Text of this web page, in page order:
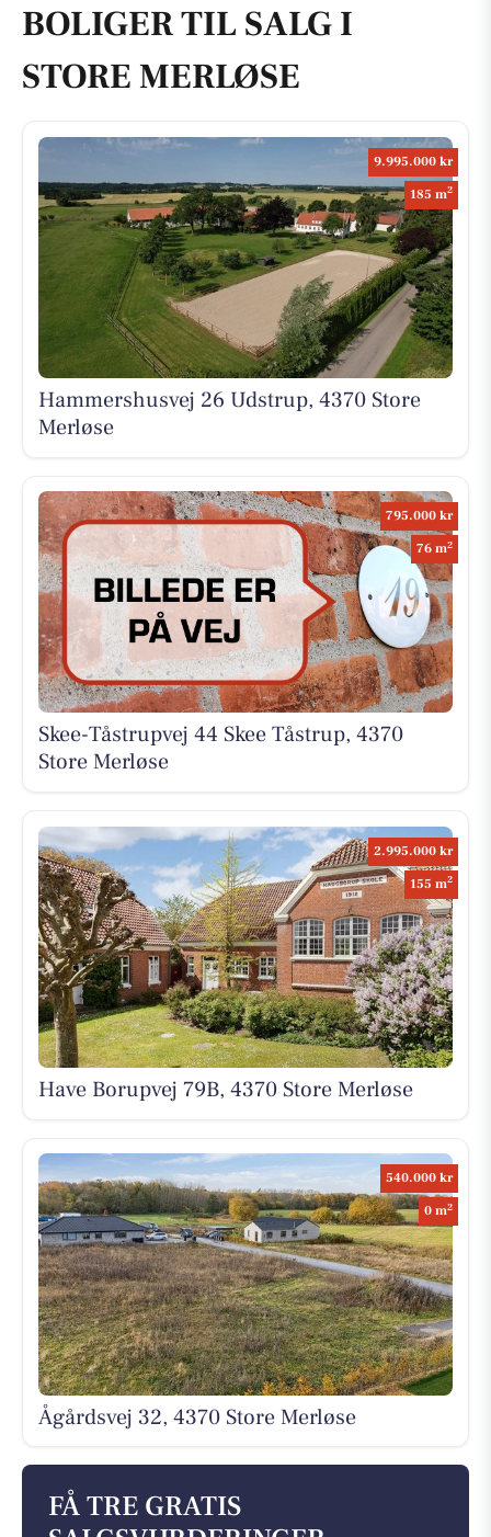
BOLIGER TIL SALG I
STORE MERLØSE
9.995.000 kr
185 m2
Hammershusvej 26 Udstrup, 4370 Store
Merløse
795.000 kr
76 m2
Skee-Tåstrupvej 44 Skee Tåstrup, 4370
Store Merløse
2.995.000 kr
155 m2
Have Borupvej 79B, 4370 Store Merløse
540.000 kr
0 m2
Ågårdsvej 32, 4370 Store Merløse
FÅ TRE GRATIS